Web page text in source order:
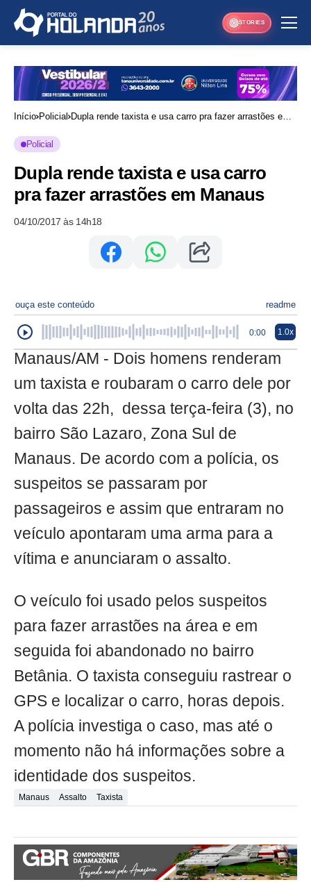
STORIES
Início Policial Dupla rende taxista e usa carro pra fazer arrastões em
Policial
Dupla rende taxista e usa carro
pra fazer arrastões em Manaus
04/10/2017 às 14h18
ouça este conteúdo readme
0:00 1.0x
Manaus/AM - Dois homens renderam
um taxista e roubaram o carro dele por
volta das 22h, dessa terça-feira (3), no
bairro São Lazaro, Zona Sul de
Manaus. De acordo com a polícia, os
suspeitos se passaram por
passageiros e assim que entraram no
veículo apontaram uma arma para a
vítima e anunciaram o assalto.
O veículo foi usado pelos suspeitos
para fazer arrastões na área e em
seguida foi abandonado no bairro
Betânia. O taxista conseguiu rastrear o
GPS e localizar o carro, horas depois.
A polícia investiga o caso, mas até o
momento não há informações sobre a
identidade dos suspeitos.
Manaus Assalto Taxista